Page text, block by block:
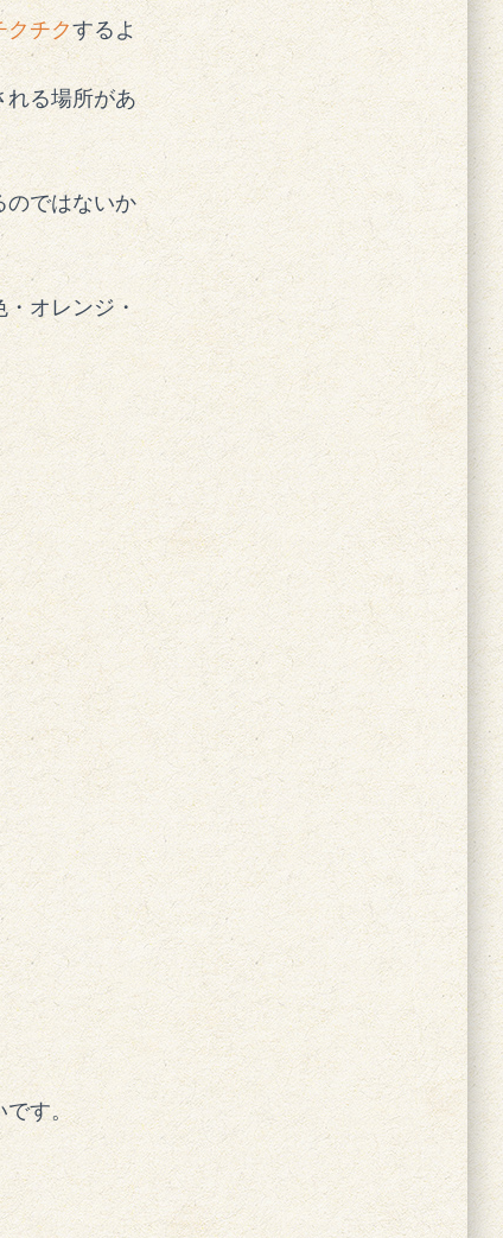
クチクするよ
れる場所があ
のではないか
・オレンジ・
です。